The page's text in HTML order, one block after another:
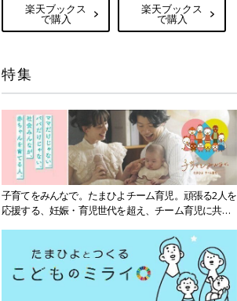
楽天ブックス
で購入
楽天ブックス
で購入
特集
子育てをみんなで。たまひよチーム育児。頑張る2人を
応援する、妊娠・育児世代を超え、チーム育児に共感